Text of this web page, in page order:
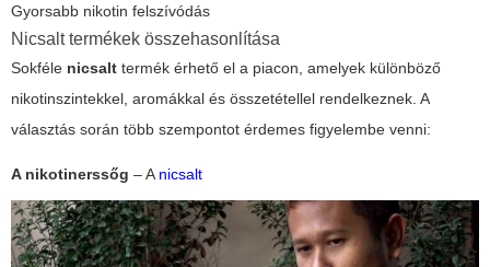
Gyorsabb nikotin felszívódás
Nicsalt termékek összehasonlítása
Sokféle nicsalt termék érhető el a piacon, amelyek különböző
nikotinszintekkel, aromákkal és összetétellel rendelkeznek. A
választás során több szempontot érdemes figyelembe venni:
A nikotinerssőg – Anicsalt